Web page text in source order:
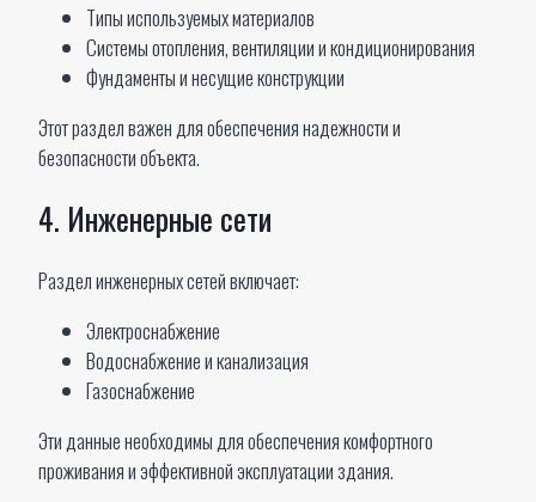
Типы используемых материалов
Системы отопления, вентиляции и кондиционирования
Фундаменты и несущие конструкции
Этот раздел важен для обеспечения надежности и
безопасности объекта.
4. Инженерные сети
Раздел инженерных сетей включает:
Электроснабжение
Водоснабжение и канализация
Газоснабжение
Эти данные необходимы для обеспечения комфортного
проживания и эффективной эксплуатации здания.